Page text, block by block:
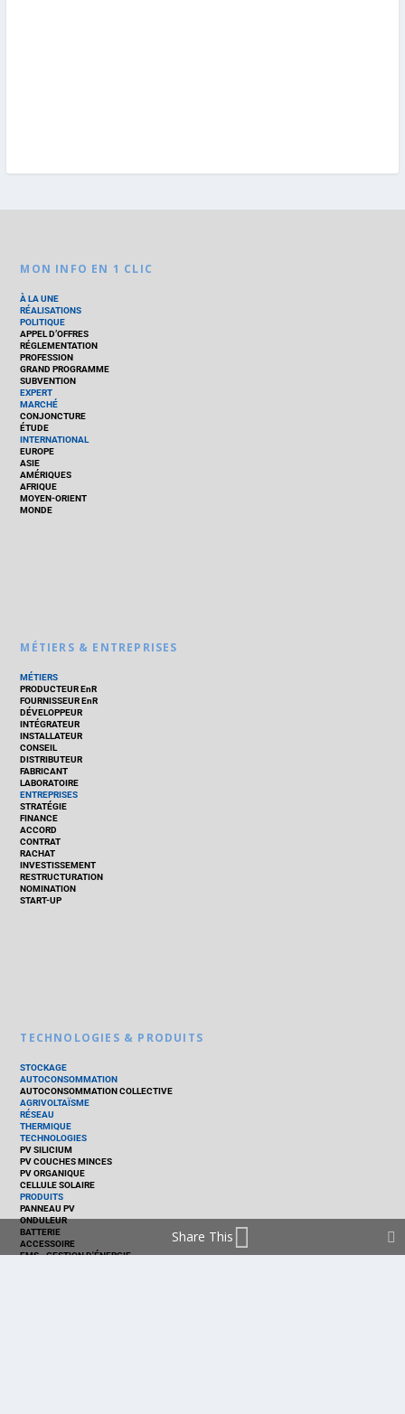
MON INFO EN 1 CLIC
À LA UNE
RÉALISATIONS
POLITIQUE
APPEL D’OFFRES
RÉGLEMENTATION
PROFESSION
GRAND PROGRAMME
SUBVENTION
EXPERT
MARCHÉ
CONJONCTURE
ÉTUDE
INTERNATIONAL
EUROPE
ASIE
AMÉRIQUES
AFRIQUE
MOYEN-ORIENT
MONDE
MÉTIERS & ENTREPRISES
MÉTIERS
PRODUCTEUR EnR
FOURNISSEUR EnR
DÉVELOPPEUR
INTÉGRATEUR
INSTALLATEUR
CONSEIL
DISTRIBUTEUR
FABRICANT
LABORATOIRE
ENTREPRISES
STRATÉGIE
FINANCE
ACCORD
CONTRAT
RACHAT
INVESTISSEMENT
RESTRUCTURATION
NOMINATION
START-UP
TECHNOLOGIES & PRODUITS
STOCKAGE
AUTOCONSOMMATION
AUTOCONSOMMATION COLLECTIVE
AGRIVOLTAÏSME
RÉSEAU
THERMIQUE
TECHNOLOGIES
PV SILICIUM
PV COUCHES MINCES
PV ORGANIQUE
CELLULE SOLAIRE
PRODUITS
PANNEAU PV
ONDULEUR
BATTERIE
ACCESSOIRE
EMS - GESTION D'ÉNERGIE
Share This